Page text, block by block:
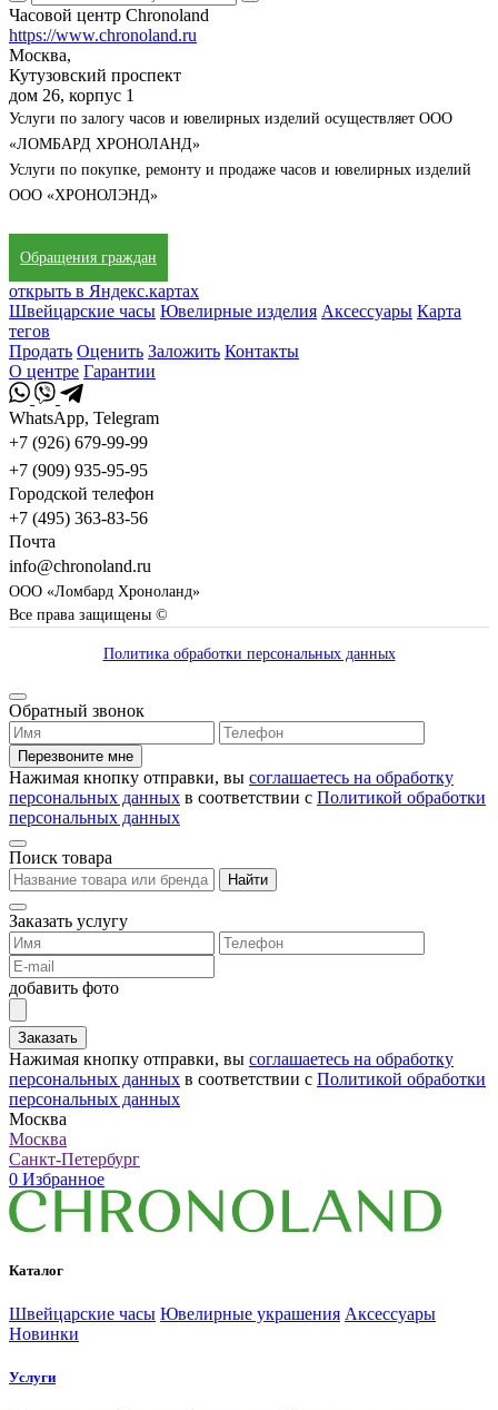
Часовой центр Chronoland
https://www.chronoland.ru
Москва,
Кутузовский проспект
дом 26, корпус 1
Услуги по залогу часов и ювелирных изделий осуществляет ООО
«ЛОМБАРД ХРОНОЛАНД»
Услуги по покупке, ремонту и продаже часов и ювелирных изделий
ООО «ХРОНОЛЭНД»
Обращения граждан
открыть в Яндекс.картах
Швейцарские часы Ювелирные изделия Аксессуары Карта
тегов
Продать Оценить Заложить Контакты
О центре Гарантии
WhatsApp, Telegram
+7 (926) 679-99-99
+7 (909) 935-95-95
Городской телефон
+7 (495) 363-83-56
Почта
info@chronoland.ru
ООО «Ломбард Хроноланд»
Все права защищены ©
Политика обработки персональных данных
Обратный звонок
Перезвоните мне
Нажимая кнопку отправки, вы соглашаетесь на обработку
персональных данных в соответствии с Политикой обработки
персональных данных
Поиск товара
Найти
Заказать услугу
добавить фото
Заказать
Нажимая кнопку отправки, вы соглашаетесь на обработку
персональных данных в соответствии с Политикой обработки
персональных данных
Москва
Москва
Санкт-Петербург
0 Избранное
Каталог
Швейцарские часы Ювелирные украшения Аксессуары
Новинки
Услуги